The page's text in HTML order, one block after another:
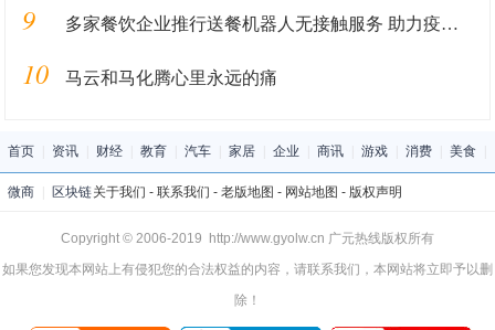
9 多家餐饮企业推行送餐机器人无接触服务 助力疫情防控
10 马云和马化腾心里永远的痛
首页 资讯 财经 教育 汽车 家居 企业 商讯 游戏 消费 美食
微商 区块链关于我们 - 联系我们 - 老版地图 - 网站地图 - 版权声明
Copyright © 2006-2019 http://www.gyolw.cn 广元热线版权所有
如果您发现本网站上有侵犯您的合法权益的内容，请联系我们，本网站将立即予以删
除！